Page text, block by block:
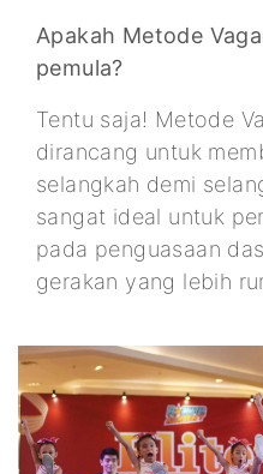
Apakah Metode
pemula?
Tentu saja! Metode
dirancang untuk
selangkah demi
sangat ideal untuk
pada penguasaan
gerakan yang lebih